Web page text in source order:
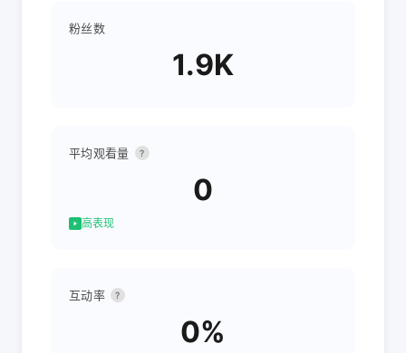
粉丝数
1.9K
平均观看量 ?
0
高表现
互动率 ?
0%